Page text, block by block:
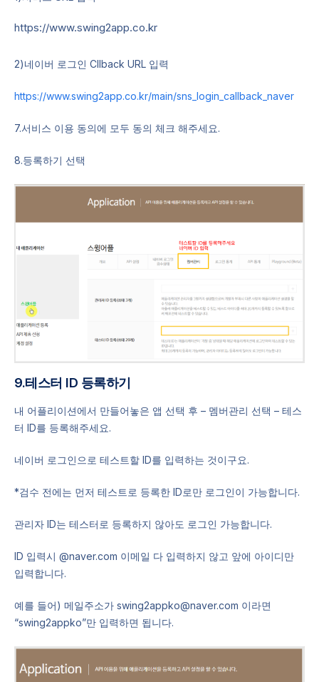
https://www.swing2app.co.kr
2)네이버 로그인 Cllback URL 입력
https://www.swing2app.co.kr/main/sns_login_callback_naver
7.서비스 이용 동의에 모두 동의 체크 해주세요.
8.등록하기 선택
9.테스터 ID 등록하기
내 어플리이션에서 만들어놓은 앱 선택 후 – 멤버관리 선택 – 테스
터 ID를 등록해주세요.
네이버 로그인으로 테스트할 ID를 입력하는 것이구요.
*검수 전에는 먼저 테스트로 등록한 ID로만 로그인이 가능합니다.
관리자 ID는 테스터로 등록하지 않아도 로그인 가능합니다.
ID 입력시 @naver.com 이메일 다 입력하지 않고 앞에 아이디만
입력합니다.
예를 들어) 메일주소가 swing2appko@naver.com 이라면
“swing2appko”만 입력하면 됩니다.